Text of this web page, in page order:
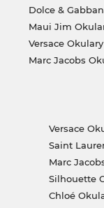
Dolce &
Maui Jim
Versace
Marc Jacobs
Versace
Saint
Marc
Silhouette
Chloé